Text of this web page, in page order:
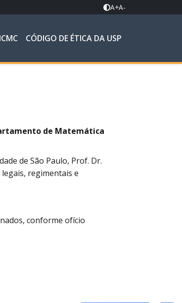
A+A-
CÓDIGO DE ÉTICA DA USP
de Matemática
de São Paulo, Prof. Dr.
regimentais e
conforme ofício